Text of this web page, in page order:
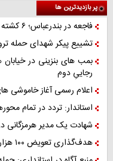
پر بازدیدترین ها
فاجعه در بندرعباس؛ ۶ کشته در آتش‌سوزی منزل مسکونی
تشییع پیکر شهدای حمله
بمب های بنزینی در
رجاییِ دوم
اعلام رسمی آغاز خاموشی
استاندار: تردد در تمام
شهادت یک مدیر هرمزگانی
هدف‌گذاری تعویض ۱۰۰ هزار کولر فرسوده در هرمزگان